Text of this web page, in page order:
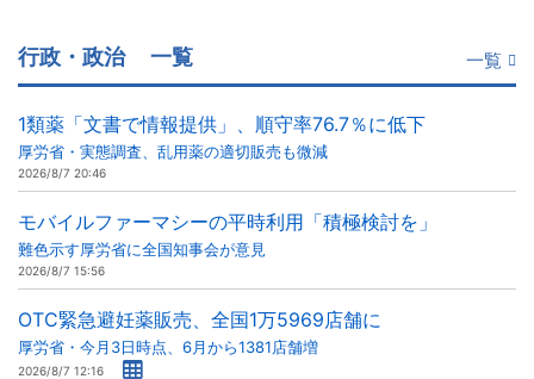
行政・政治 一覧 一覧
1類薬「文書で情報提供」、順守率76.7％に低下
厚労省・実態調査、乱用薬の適切販売も微減
2026/8/7 20:46
モバイルファーマシーの平時利用「積極検討を」
難色示す厚労省に全国知事会が意見
2026/8/7 15:56
OTC緊急避妊薬販売、全国1万5969店舗に
厚労省・今月3日時点、6月から1381店舗増
2026/8/7 12:16